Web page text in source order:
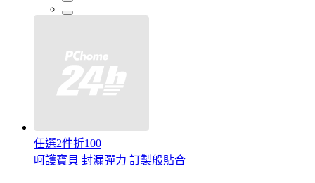
任選2件折100
呵護寶貝 封漏彈力 訂製般貼合